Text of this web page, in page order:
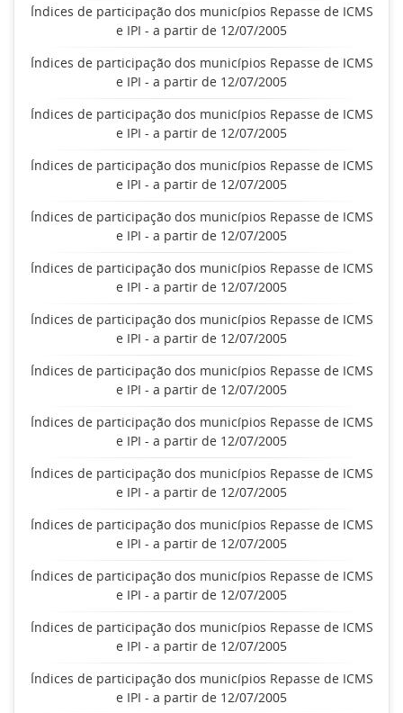
Índices de participação dos municípios Repasse de ICMS
e IPI - a partir de 12/07/2005
Índices de participação dos municípios Repasse de ICMS
e IPI - a partir de 12/07/2005
Índices de participação dos municípios Repasse de ICMS
e IPI - a partir de 12/07/2005
Índices de participação dos municípios Repasse de ICMS
e IPI - a partir de 12/07/2005
Índices de participação dos municípios Repasse de ICMS
e IPI - a partir de 12/07/2005
Índices de participação dos municípios Repasse de ICMS
e IPI - a partir de 12/07/2005
Índices de participação dos municípios Repasse de ICMS
e IPI - a partir de 12/07/2005
Índices de participação dos municípios Repasse de ICMS
e IPI - a partir de 12/07/2005
Índices de participação dos municípios Repasse de ICMS
e IPI - a partir de 12/07/2005
Índices de participação dos municípios Repasse de ICMS
e IPI - a partir de 12/07/2005
Índices de participação dos municípios Repasse de ICMS
e IPI - a partir de 12/07/2005
Índices de participação dos municípios Repasse de ICMS
e IPI - a partir de 12/07/2005
Índices de participação dos municípios Repasse de ICMS
e IPI - a partir de 12/07/2005
Índices de participação dos municípios Repasse de ICMS
e IPI - a partir de 12/07/2005